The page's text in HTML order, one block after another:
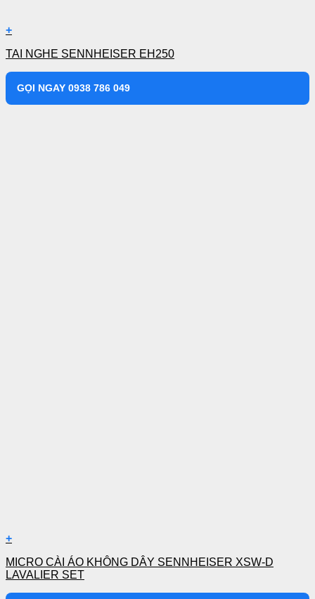
+
TAI NGHE SENNHEISER EH250
GỌI NGAY 0938 786 049
+
MICRO CÀI ÁO KHÔNG DÂY SENNHEISER XSW-D
LAVALIER SET